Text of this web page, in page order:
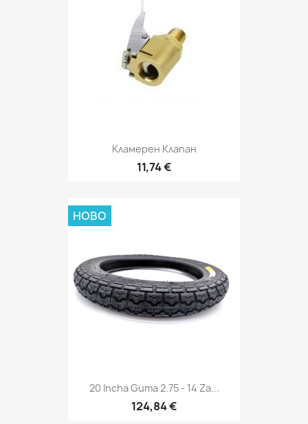
Кламерен Клапан
11,74 €
20 Incha Guma 2.75 - 14 Za...
124,84 €
НОВО